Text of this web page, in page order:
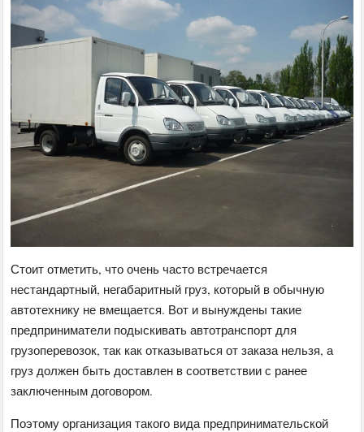
Стоит отметить, что очень часто встречается
нестандартный, негабаритный груз, который в обычную
автотехнику не вмещается. Вот и вынуждены такие
предприниматели подыскивать автотранспорт для
грузоперевозок, так как отказываться от заказа нельзя, а
груз должен быть доставлен в соответствии с ранее
заключенным договором.
Поэтому организация такого вида предпринимательской